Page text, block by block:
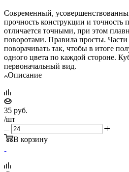
Современный,
прочность конструкции и точность
отличается точными, при этом
поворотами. Правила просты.
поворачивать так, чтобы в итоге
одного цвета по каждой стороне.
первоначальный вид.
Описание
35 руб.
/шт
В корзину